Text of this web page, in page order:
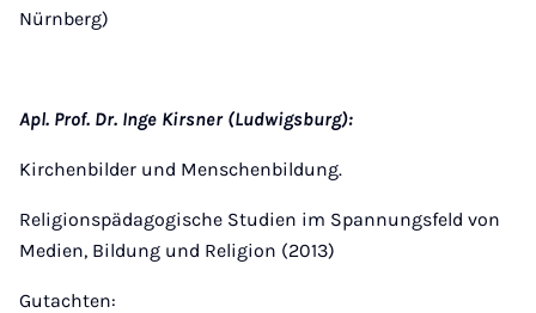
Nürnberg)
Apl. Prof. Dr. Inge Kirsner (Ludwigsburg):
Kirchenbilder und Menschenbildung.
Religionspädagogische Studien im Spannungsfeld von
Medien, Bildung und Religion (2013)
Gutachten: